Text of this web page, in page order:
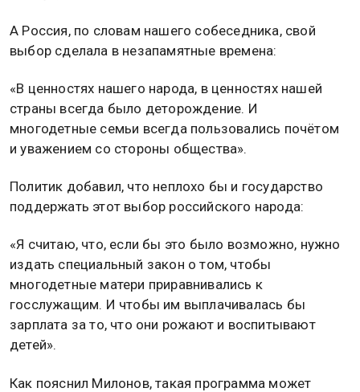
А Россия, по словам нашего собеседника, свой
выбор сделала в незапамятные времена:
«В ценностях нашего народа, в ценностях нашей
страны всегда было деторождение. И
многодетные семьи всегда пользовались почётом
и уважением со стороны общества».
Политик добавил, что неплохо бы и государство
поддержать этот выбор российского народа:
«Я считаю, что, если бы это было возможно, нужно
издать специальный закон о том, чтобы
многодетные матери приравнивались к
госслужащим. И чтобы им выплачивалась бы
зарплата за то, что они рожают и воспитывают
детей».
Как пояснил Милонов, такая программа может